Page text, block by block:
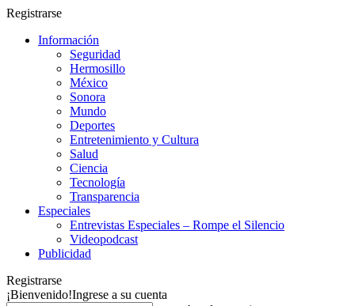
Registrarse
Información
Seguridad
Hermosillo
México
Sonora
Mundo
Deportes
Entretenimiento y Cultura
Salud
Ciencia
Tecnología
Transparencia
Especiales
Entrevistas Especiales – Rompe el Silencio
Videopodcast
Publicidad
Registrarse
¡Bienvenido!Ingrese a su cuenta